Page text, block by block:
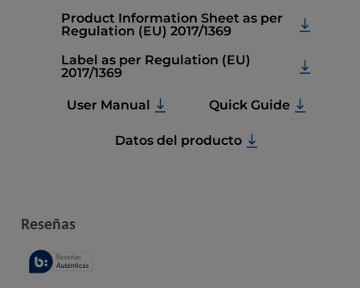
Product Information Sheet as per
Regulation (EU) 2017/1369
Label as per Regulation (EU)
2017/1369
User Manual Quick Guide
Datos del producto